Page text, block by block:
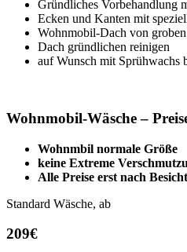
Gründliches Vorbehandlung
Ecken und Kanten mit
Wohnmobil-Dach von
Dach gründlichen reinigen
auf Wunsch mit Sprühwachs
Wohnmobil-Wäsche –
Wohnmbil normale Größe
keine Extreme
Alle Preise erst nach
Standard Wäsche, ab
209€